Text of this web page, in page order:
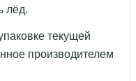
лёд.
текущей
производителем